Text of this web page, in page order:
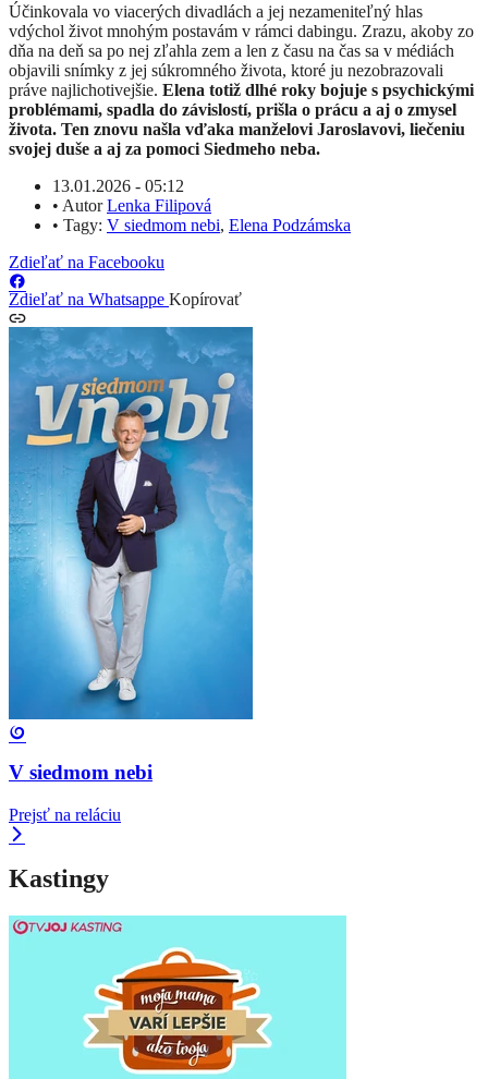
​​​​Účinkovala vo viacerých divadlách a jej nezameniteľný hlas
vdýchol život mnohým postavám v rámci dabingu. Zrazu, akoby zo
dňa na deň sa po nej zľahla zem a len z času na čas sa v médiách
objavili snímky z jej súkromného života, ktoré ju nezobrazovali
práve najlichotivejšie. Elena totiž dlhé roky bojuje s psychickými
problémami, spadla do závislostí, prišla o prácu a aj o zmysel
života. Ten znovu našla vďaka manželovi Jaroslavovi, liečeniu
svojej duše a aj za pomoci Siedmeho neba.
13.01.2026 - 05:12
• AutorLenka Filipová
• Tagy: V siedmom nebi, Elena Podzámska
Zdieľať na Facebooku
Zdieľať na Whatsappe Kopírovať
V siedmom nebi
Prejsť na reláciu
Kastingy